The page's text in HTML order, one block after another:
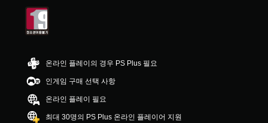
중
균
1
5
개
별
온라인 플레이의 경우 PS Plus 필요
인게임 구매 선택 사항
온라인 플레이 필요
최대 30명의 PS Plus 온라인 플레이어 지원